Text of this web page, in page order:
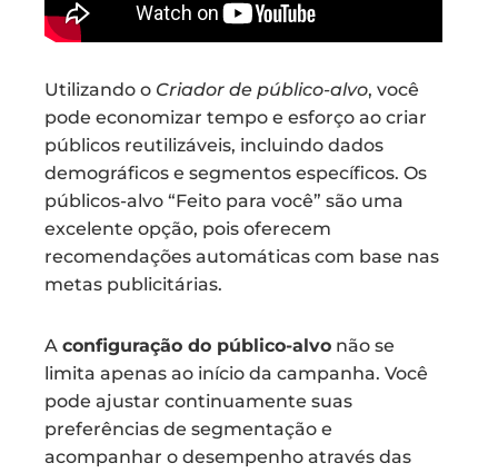
Utilizando o Criador de público-alvo, você
pode economizar tempo e esforço ao criar
públicos reutilizáveis, incluindo dados
demográficos e segmentos específicos. Os
públicos-alvo “Feito para você” são uma
excelente opção, pois oferecem
recomendações automáticas com base nas
metas publicitárias.
A configuração do público-alvo não se
limita apenas ao início da campanha. Você
pode ajustar continuamente suas
preferências de segmentação e
acompanhar o desempenho através das